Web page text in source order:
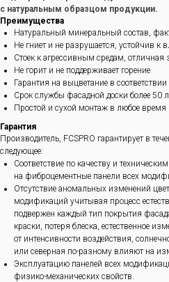
с натуральным образцом продукции.
Преимущества
Натуральный минеральный состав,
Не гниет и не разрушается, устойчив к
Стоек к агрессивным средам, отличная
Не горит и не поддерживает горение
Гарантия на выцветание в
Срок службы фасадной доски более 50
Простой и сухой монтаж в любое время
Гарантия
Производитель, FCSPRO гарантирует в
следующее:
Соответствие по качеству и
на фиброцементные панели всех
Отсутствие аномальных изменений
модификаций учитывая процесс
подвержен каждый тип покрытия
краски, потеря блеска, естественное
от интенсивности воздействия,
или северная по-разному влияют на
Эксплуатацию панелей всех
физико-механических свойств.